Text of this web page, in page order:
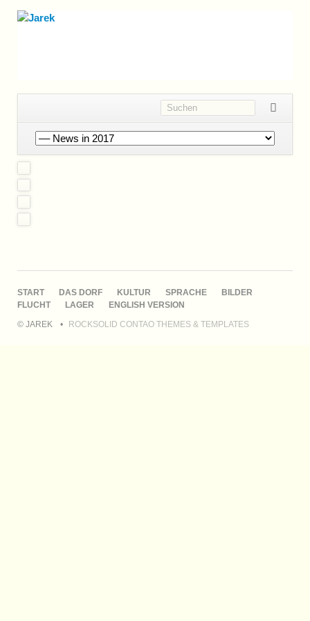
Navigation
überspringen
NAVIGATION
ÜBERSPRINGEN
START DAS DORF KULTUR SPRACHE
BILDER
FLUCHT
LAGER
ENGLISH VERSION
© JAREK
ROCKSOLID CONTAO THEMES & TEMPLATES